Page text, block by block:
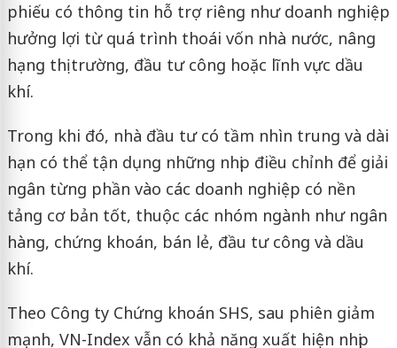
phiếu có thông tin hỗ trợ riêng như doanh nghiệp
hưởng lợi từ quá trình thoái vốn nhà nước, nâng
hạng thị trường, đầu tư công hoặc lĩnh vực dầu
khí.
Trong khi đó, nhà đầu tư có tầm nhìn trung và dài
hạn có thể tận dụng những nhịp điều chỉnh để giải
ngân từng phần vào các doanh nghiệp có nền
tảng cơ bản tốt, thuộc các nhóm ngành như ngân
hàng, chứng khoán, bán lẻ, đầu tư công và dầu
khí.
Theo Công ty Chứng khoán SHS, sau phiên giảm
mạnh, VN-Index vẫn có khả năng xuất hiện nhịp